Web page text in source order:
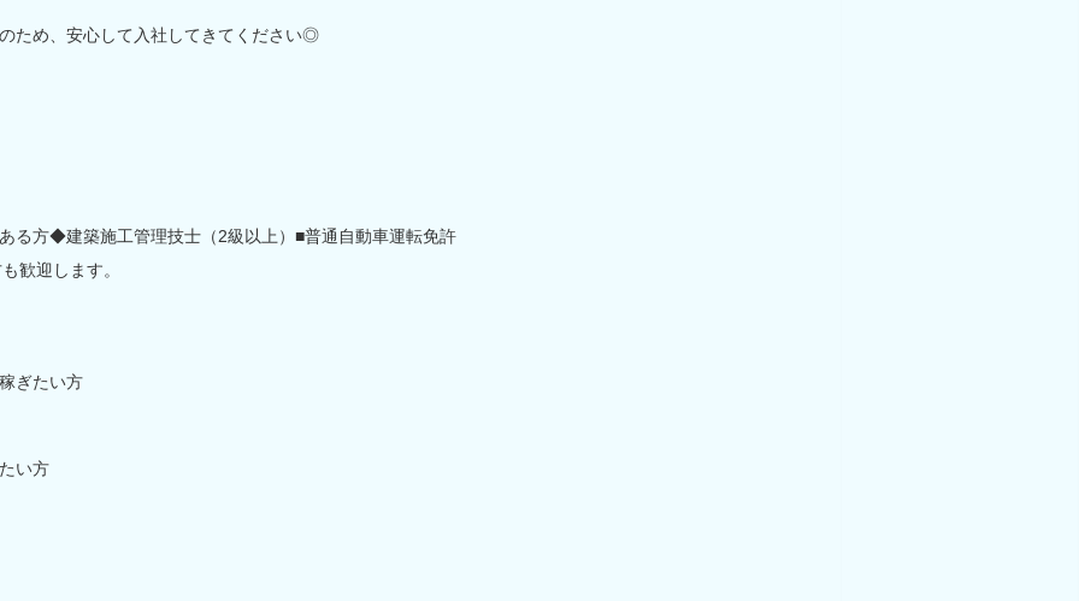
ため、安心して入社してきてください◎
る方◆建築施工管理技士（2級以上）■普通自動車運転免許
歓迎します。
ぎたい方
い方